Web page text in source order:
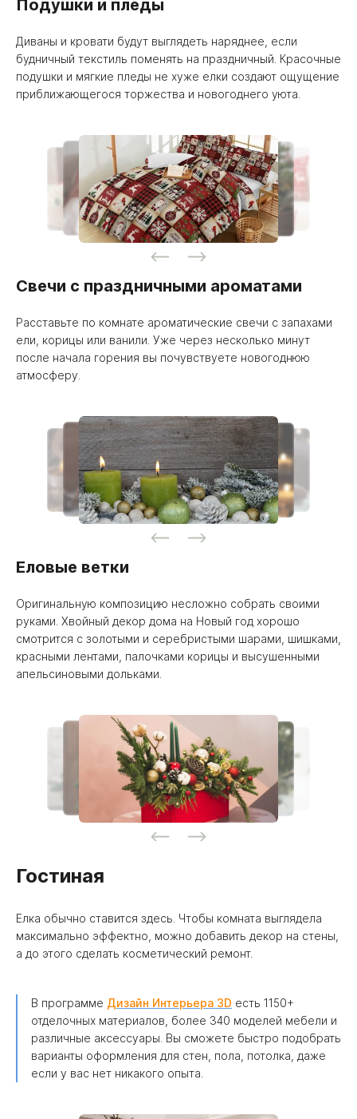
Подушки и пледы
Диваны и кровати будут выглядеть наряднее, если
будничный текстиль поменять на праздничный. Красочные
подушки и мягкие пледы не хуже елки создают ощущение
приближающегося торжества и новогоднего уюта.
Свечи с праздничными ароматами
Расставьте по комнате ароматические свечи с запахами
ели, корицы или ванили. Уже через несколько минут
после начала горения вы почувствуете новогоднюю
атмосферу.
Еловые ветки
Оригинальную композицию несложно собрать своими
руками. Хвойный декор дома на Новый год хорошо
смотрится с золотыми и серебристыми шарами, шишками,
красными лентами, палочками корицы и высушенными
апельсиновыми дольками.
Гостиная
Елка обычно ставится здесь. Чтобы комната выглядела
максимально эффектно, можно добавить декор на стены,
а до этого сделать косметический ремонт.
В программе Дизайн Интерьера 3D есть 1150+
отделочных материалов, более 340 моделей мебели и
различные аксессуары. Вы сможете быстро подобрать
варианты оформления для стен, пола, потолка, даже
если у вас нет никакого опыта.